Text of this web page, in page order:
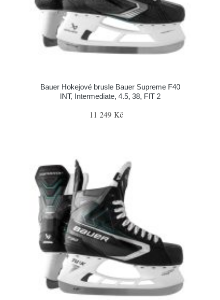
Bauer Hokejové brusle Bauer Supreme F40
INT, Intermediate, 4.5, 38, FIT 2
11 249 Kč